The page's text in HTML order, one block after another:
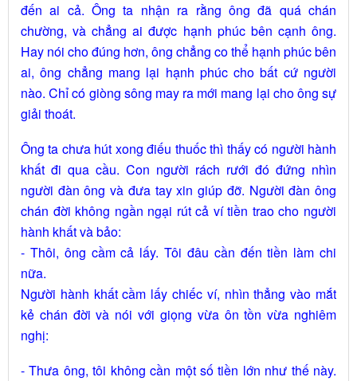
đến ai cả. Ông ta nhận ra rằng ông đã quá chán
chường, và chẳng ai được hạnh phúc bên cạnh ông.
Hay nói cho đúng hơn, ông chẳng co thể hạnh phúc bên
ai, ông chẳng mang lại hạnh phúc cho bất cứ người
nào. Chỉ có giòng sông may ra mới mang lại cho ông sự
giải thoát.
Ông ta chưa hút xong điếu thuốc thì thấy có người hành
khất đi qua cầu. Con người rách rưới đó đứng nhìn
người đàn ông và đưa tay xin giúp đỡ. Người đàn ông
chán đời không ngần ngại rút cả ví tiền trao cho người
hành khất và bảo:
- Thôi, ông cầm cả lấy. Tôi đâu cần đến tiền làm chi
nữa.
Người hành khất cầm lấy chiếc ví, nhìn thẳng vào mắt
kẻ chán đời và nói với giọng vừa ôn tồn vừa nghiêm
nghị:
- Thưa ông, tôi không cần một số tiền lớn như thế này.